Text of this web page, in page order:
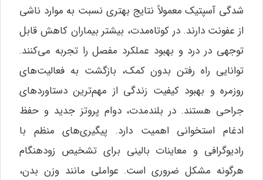
شدگی آسپتیک معمولاً نتایج بهتری نسبت به موارد ناشی
از عفونت دارند. در کوتاه‌مدت، بیشتر بیماران کاهش قابل
توجهی در درد و بهبود عملکرد مفصل را تجربه می‌کنند.
توانایی راه رفتن بدون کمک، بازگشت به فعالیت‌های
روزمره و بهبود کیفیت زندگی از مهم‌ترین دستاوردهای
جراحی هستند. در بلندمدت، دوام پروتز جدید و حفظ
ادغام استخوانی اهمیت دارد. پیگیری‌های منظم با
رادیوگرافی و معاینات بالینی برای تشخیص زودهنگام
هرگونه مشکل ضروری است. عواملی مانند وزن بدن،